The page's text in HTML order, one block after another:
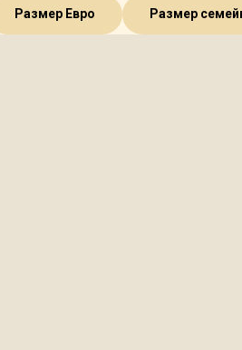
Размер Евро Размер